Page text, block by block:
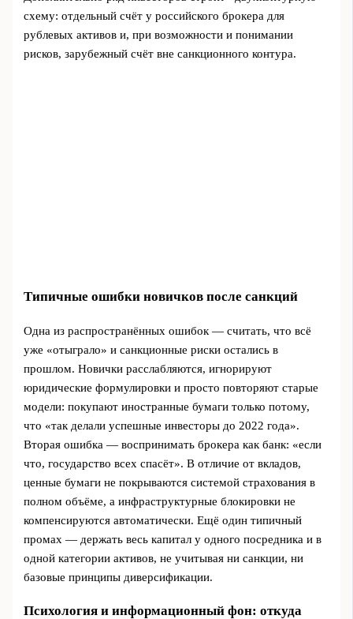
схему: отдельный счёт у российского брокера для
рублевых активов и, при возможности и понимании
рисков, зарубежный счёт вне санкционного контура.
Типичные ошибки новичков после санкций
Одна из распространённых ошибок — считать, что всё
уже «отыграло» и санкционные риски остались в
прошлом. Новички расслабляются, игнорируют
юридические формулировки и просто повторяют старые
модели: покупают иностранные бумаги только потому,
что «так делали успешные инвесторы до 2022 года».
Вторая ошибка — воспринимать брокера как банк: «если
что, государство всех спасёт». В отличие от вкладов,
ценные бумаги не покрываются системой страхования в
полном объёме, а инфраструктурные блокировки не
компенсируются автоматически. Ещё один типичный
промах — держать весь капитал у одного посредника и в
одной категории активов, не учитывая ни санкции, ни
базовые принципы диверсификации.
Психология и информационный фон: откуда